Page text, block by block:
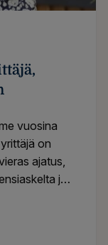
vuosina
on
ajatus,
ja